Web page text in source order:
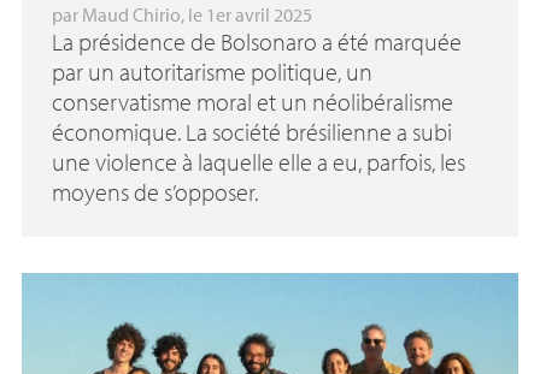
par Maud Chirio, le 1er avril 2025
La présidence de Bolsonaro a été marquée
par un autoritarisme politique, un
conservatisme moral et un néolibéralisme
économique. La société brésilienne a subi
une violence à laquelle elle a eu, parfois, les
moyens de s’opposer.